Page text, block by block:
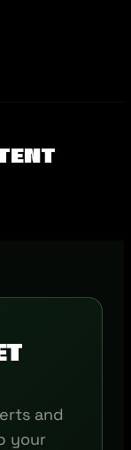
and
your